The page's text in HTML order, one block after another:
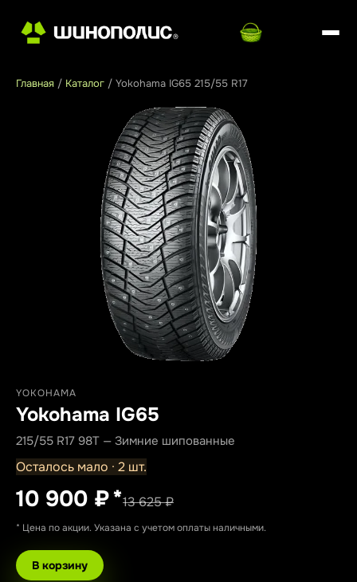
Главная / Каталог / Yokohama IG65 215/55 R17
YOKOHAMA
Yokohama IG65
215/55 R17 98T — Зимние шипованные
Осталось мало · 2 шт.
10 900 ₽*13 625 ₽
* Цена по акции. Указана с учетом оплаты наличными.
В корзину